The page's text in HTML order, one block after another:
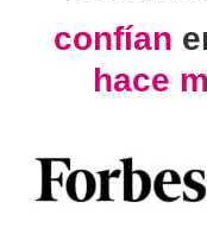
confían
hace